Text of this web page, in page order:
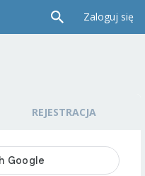
Zaloguj się
REJESTRACJA